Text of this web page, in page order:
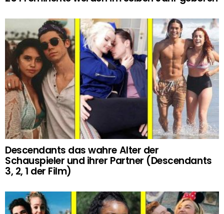
Descendants das wahre Alter der
Schauspieler und ihrer Partner (Descendants
3, 2, 1 der Film)